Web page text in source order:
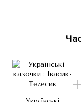
Українські